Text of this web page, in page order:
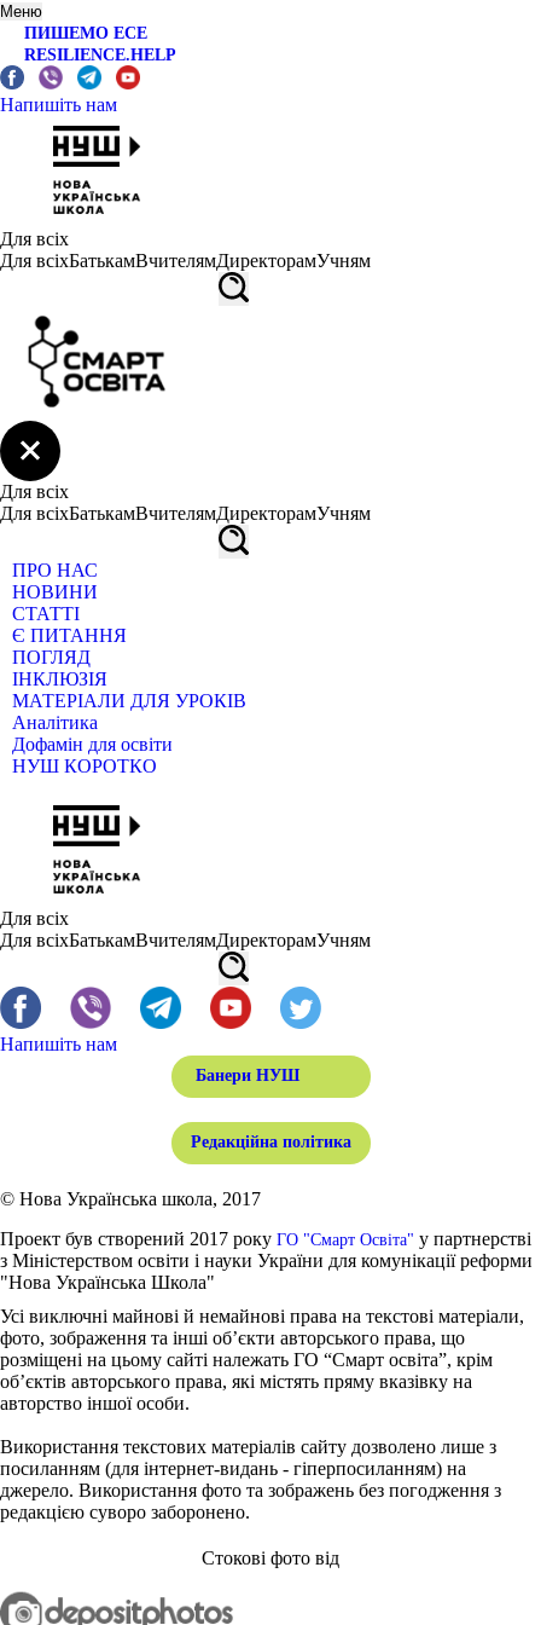
Меню
ПИШЕМО ЕСЕ
RESILIENCE.HELP
Напишіть нам
Для всіх
Для всіхБатькамВчителямДиректорамУчням
Для всіх
Для всіхБатькамВчителямДиректорамУчням
ПРО НАС
НОВИНИ
СТАТТІ
Є ПИТАННЯ
ПОГЛЯД
ІНКЛЮЗІЯ
МАТЕРІАЛИ ДЛЯ УРОКІВ
Аналітика
Дофамін для освіти
НУШ КОРОТКО
Для всіх
Для всіхБатькамВчителямДиректорамУчням
Напишіть нам
Банери НУШ
Редакційна політика
© Нова Українська школа, 2017
Проект був створений 2017 року ГО "Смарт Освіта" у партнерстві
з Міністерством освіти і науки України для комунікації реформи
"Нова Українська Школа"
Усі виключні майнові й немайнові права на текстові матеріали,
фото, зображення та інші об’єкти авторського права, що
розміщені на цьому сайті належать ГО “Смарт освіта”, крім
об’єктів авторського права, які містять пряму вказівку на
авторство іншої особи.
Використання текстових матеріалів сайту дозволено лише з
посиланням (для інтернет-видань - гіперпосиланням) на
джерело. Використання фото та зображень без погодження з
редакцією суворо заборонено.
Стокові фото від